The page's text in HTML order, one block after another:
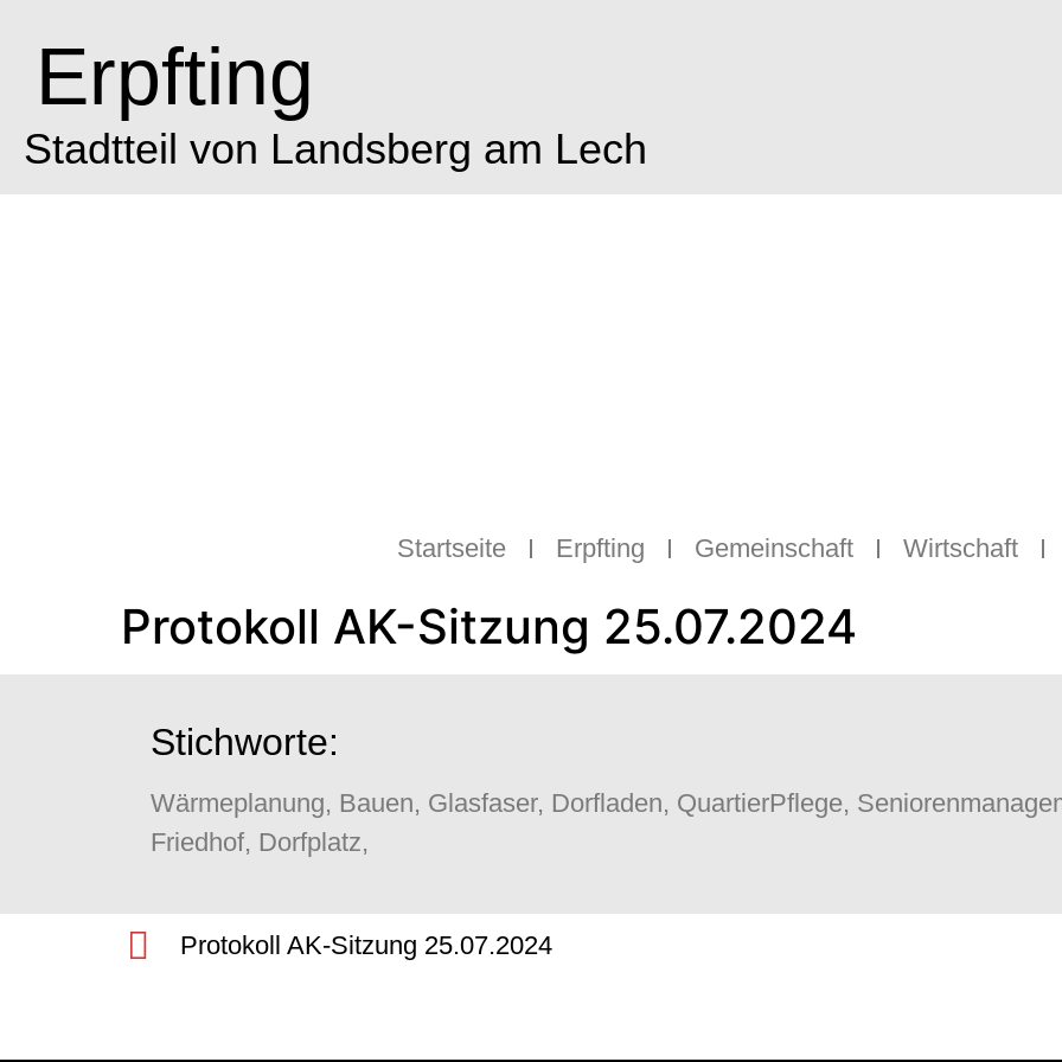
Erpfting
Stadtteil von Landsberg am Lech
Startseite Erpfting Gemeinschaft Wirtschaft
Protokoll AK-Sitzung 25.07.2024
Stichworte:
Wärmeplanung, Bauen, Glasfaser, Dorfladen, QuartierPflege,
Friedhof, Dorfplatz,
Protokoll AK-Sitzung 25.07.2024